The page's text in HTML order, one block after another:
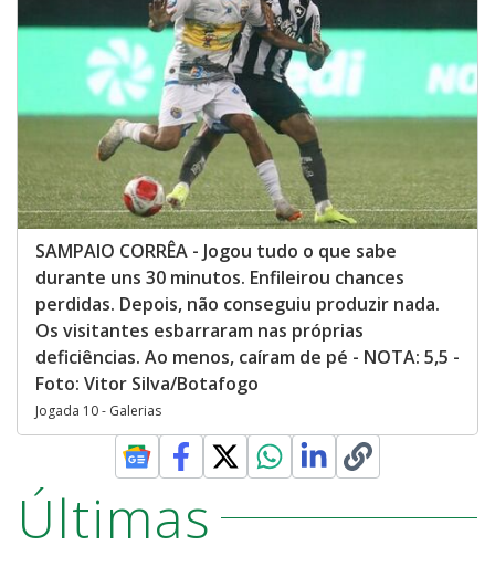
SAMPAIO CORRÊA - Jogou tudo o que sabe
durante uns 30 minutos. Enfileirou chances
perdidas. Depois, não conseguiu produzir nada.
Os visitantes esbarraram nas próprias
deficiências. Ao menos, caíram de pé - NOTA: 5,5 -
Foto: Vitor Silva/Botafogo
Jogada 10 - Galerias
Últimas